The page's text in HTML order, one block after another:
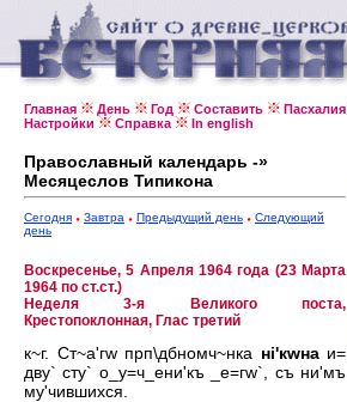
Главная День Год Составить Пасхалия
Настройки
Справка In english
Православный календарь -»
Месяцеслов Типикона
Сегодня Завтра Предыдущий день
Следующий
день
Воскресенье, 5 Апреля 1964 года (23 Марта
1964 по ст.ст.)
Неделя 3-я Великого поста,
Крестопоклонная, Глас третий
к~г. Ст~а'гw прп\дбномч~нка нi'кwнаи=
дву` сту` о_у=ч_ени'къ _е=гw`, съ ни'мъ
му'чившихся.